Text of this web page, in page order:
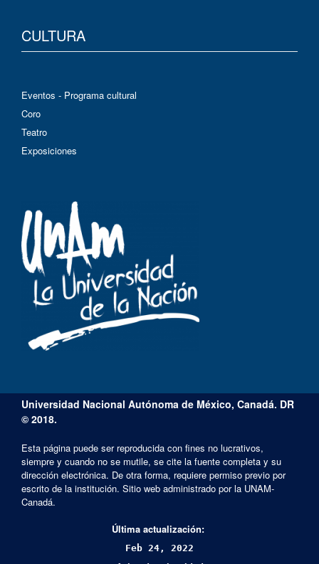
CULTURA
Eventos - Programa cultural
Coro
Teatro
Exposiciones
Universidad Nacional Autónoma de México, Canadá. DR
© 2018.
Esta página puede ser reproducida con fines no lucrativos,
siempre y cuando no se mutile, se cite la fuente completa y su
dirección electrónica. De otra forma, requiere permiso previo por
escrito de la institución. Sitio web administrado por la UNAM-
Canadá.
Última actualización:
Feb 24, 2022